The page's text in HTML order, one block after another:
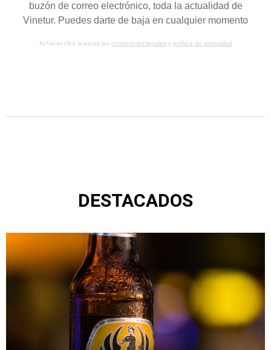
buzón de correo electrónico, toda la actualidad de
Vinetur. Puedes darte de baja en cualquier momento
Al hacer click aceptas las condiciones legalesy política de privacidad
DESTACADOS